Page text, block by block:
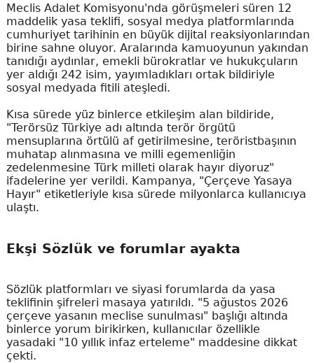
Meclis Adalet Komisyonu'nda görüşmeleri süren 12
maddelik yasa teklifi, sosyal medya platformlarında
cumhuriyet tarihinin en büyük dijital reaksiyonlarından
birine sahne oluyor. Aralarında kamuoyunun yakından
tanıdığı aydınlar, emekli bürokratlar ve hukukçuların
yer aldığı 242 isim, yayımladıkları ortak bildiriyle
sosyal medyada fitili ateşledi.
Kısa sürede yüz binlerce etkileşim alan bildiride,
"Terörsüz Türkiye adı altında terör örgütü
mensuplarına örtülü af getirilmesine, teröristbaşının
muhatap alınmasına ve milli egemenliğin
zedelenmesine Türk milleti olarak hayır diyoruz"
ifadelerine yer verildi. Kampanya, "Çerçeve Yasaya
Hayır" etiketleriyle kısa sürede milyonlarca kullanıcıya
ulaştı.
Ekşi Sözlük ve forumlar ayakta
Sözlük platformları ve siyasi forumlarda da yasa
teklifinin şifreleri masaya yatırıldı. "5 ağustos 2026
çerçeve yasanın meclise sunulması" başlığı altında
binlerce yorum birikirken, kullanıcılar özellikle
yasadaki "10 yıllık infaz erteleme" maddesine dikkat
çekti.